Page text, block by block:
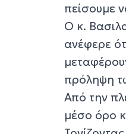
πείσουμε
Ο κ.
ανέφερε
πρόληψη
Από την
μέσο όρο